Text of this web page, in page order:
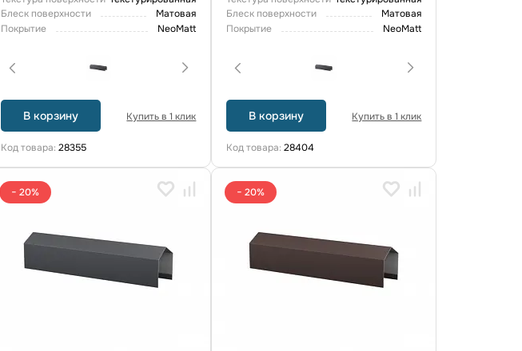
Блеск поверхности
Матовая
Покрытие
NeoMatt
В корзину Купить в 1 клик
Код товара:28355
Блеск поверхности
Матовая
Покрытие
NeoMatt
В корзину Купить в 1 клик
Код товара:28404
− 20% − 20%